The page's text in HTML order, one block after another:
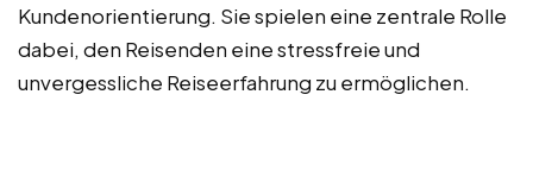
Kundenorientierung. Sie spielen eine zentrale Rolle
dabei, den Reisenden eine stressfreie und
unvergessliche Reiseerfahrung zu ermöglichen.